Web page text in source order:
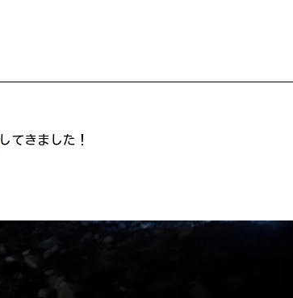
してきました！